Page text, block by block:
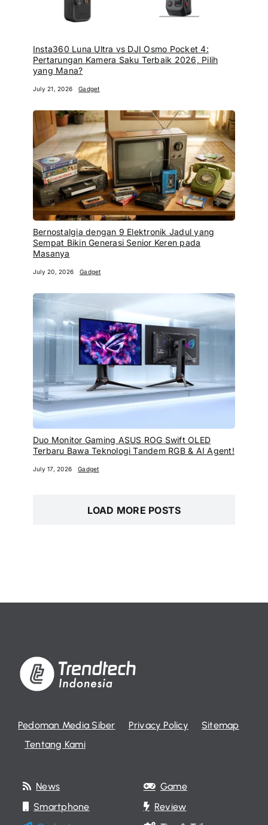
Insta360 Luna Ultra vs DJI Osmo Pocket 4:
Pertarungan Kamera Saku Terbaik 2026, Pilih
yang Mana?
July 21, 2026 Gadget
Bernostalgia dengan 9 Elektronik Jadul yang
Sempat Bikin Generasi Senior Keren pada
Masanya
July 20, 2026 Gadget
Duo Monitor Gaming ASUS ROG Swift OLED
Terbaru Bawa Teknologi Tandem RGB & AI Agent!
July 17, 2026 Gadget
LOAD MORE POSTS
Pedoman Media Siber Privacy Policy
Sitemap
Tentang Kami
News
Smartphone
Game
Review